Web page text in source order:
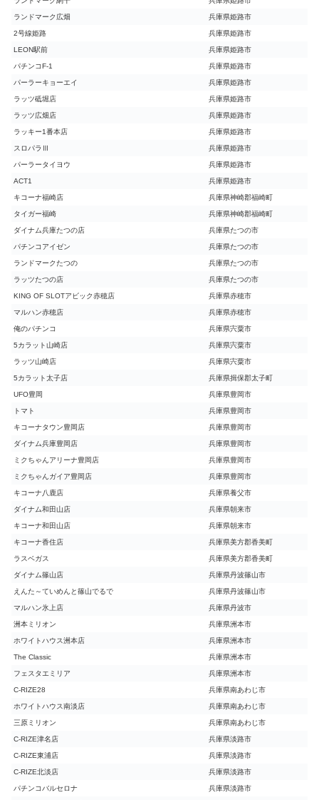
ランドマーク広畑 兵庫県姫路市
2号線姫路 兵庫県姫路市
LEON駅前 兵庫県姫路市
パチンコF-1 兵庫県姫路市
パーラーキョーエイ 兵庫県姫路市
ラッツ砥堀店 兵庫県姫路市
ラッツ広畑店 兵庫県姫路市
ラッキー1番本店 兵庫県姫路市
スロパラⅢ 兵庫県姫路市
パーラータイヨウ 兵庫県姫路市
ACT1 兵庫県姫路市
キコーナ福崎店 兵庫県神崎郡福崎町
タイガー福崎 兵庫県神崎郡福崎町
ダイナム兵庫たつの店 兵庫県たつの市
パチンコアイゼン 兵庫県たつの市
ランドマークたつの 兵庫県たつの市
ラッツたつの店 兵庫県たつの市
KING OF SLOTアビック赤穂店 兵庫県赤穂市
マルハン赤穂店 兵庫県赤穂市
俺のパチンコ 兵庫県宍粟市
5カラット山崎店 兵庫県宍粟市
ラッツ山崎店 兵庫県宍粟市
5カラット太子店 兵庫県揖保郡太子町
UFO豊岡 兵庫県豊岡市
トマト 兵庫県豊岡市
キコーナタウン豊岡店 兵庫県豊岡市
ダイナム兵庫豊岡店 兵庫県豊岡市
ミクちゃんアリーナ豊岡店 兵庫県豊岡市
ミクちゃんガイア豊岡店 兵庫県豊岡市
キコーナ八鹿店 兵庫県養父市
ダイナム和田山店 兵庫県朝来市
キコーナ和田山店 兵庫県朝来市
キコーナ香住店 兵庫県美方郡香美町
ラスベガス 兵庫県美方郡香美町
ダイナム篠山店 兵庫県丹波篠山市
えんた～ていめんと篠山でるで 兵庫県丹波篠山市
マルハン氷上店 兵庫県丹波市
洲本ミリオン 兵庫県洲本市
ホワイトハウス洲本店 兵庫県洲本市
The Classic 兵庫県洲本市
フェスタエミリア 兵庫県洲本市
C-RIZE28 兵庫県南あわじ市
ホワイトハウス南淡店 兵庫県南あわじ市
三原ミリオン 兵庫県南あわじ市
C-RIZE津名店 兵庫県淡路市
C-RIZE東浦店 兵庫県淡路市
C-RIZE北淡店 兵庫県淡路市
パチンコバルセロナ 兵庫県淡路市